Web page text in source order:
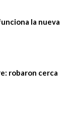
la nueva
robaron cerca